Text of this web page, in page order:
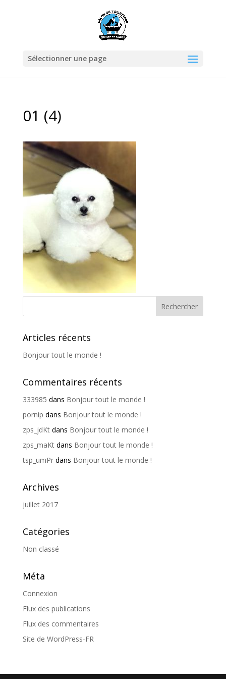
Sélectionner une page
01 (4)
Articles récents
Bonjour tout le monde !
Commentaires récents
333985 dans Bonjour tout le monde !
pornip dans Bonjour tout le monde !
zps_jdKtdans Bonjour tout le monde !
zps_maKtdans Bonjour tout le monde !
tsp_umPrdans Bonjour tout le monde !
Archives
juillet 2017
Catégories
Non classé
Méta
Connexion
Flux des publications
Flux des commentaires
Site de WordPress-FR